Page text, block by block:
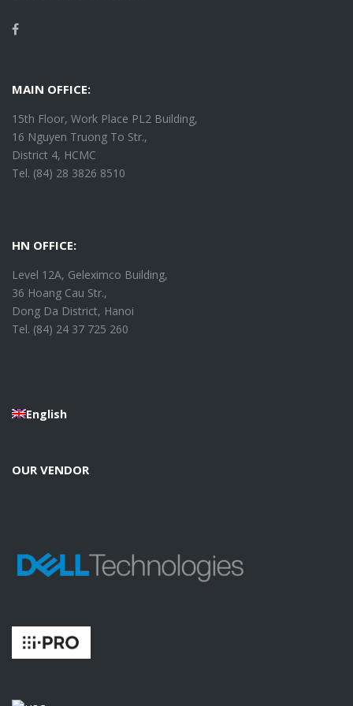
MAIN OFFICE:
15th Floor, Work Place PL2 Building,
16 Nguyen Truong To Str.,
District 4, HCMC
Tel. (84) 28 3826 8510
HN OFFICE:
Level 12A, Geleximco Building,
36 Hoang Cau Str.,
Dong Da District, Hanoi
Tel. (84) 24 37 725 260
English
OUR VENDOR